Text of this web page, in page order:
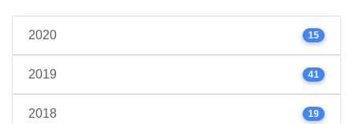
2020 15
2019 41
2018 19